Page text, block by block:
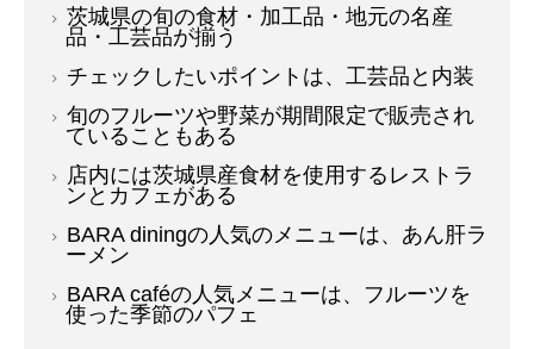
茨城県の旬の食材・加工品・地元の名産
品・工芸品が揃う
チェックしたいポイントは、工芸品と内装
旬のフルーツや野菜が期間限定で販売され
ていることもある
店内には茨城県産食材を使用するレストラ
ンとカフェがある
BARA diningの人気のメニューは、あん肝ラ
ーメン
BARA caféの人気メニューは、フルーツを
使った季節のパフェ